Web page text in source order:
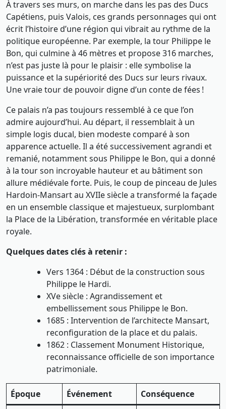
À travers ses murs, on marche dans les pas des Ducs
Capétiens, puis Valois, ces grands personnages qui ont
écrit l’histoire d’une région qui vibrait au rythme de la
politique européenne. Par exemple, la tour Philippe le
Bon, qui culmine à 46 mètres et propose 316 marches,
n’est pas juste là pour le plaisir : elle symbolise la
puissance et la supériorité des Ducs sur leurs rivaux.
Une vraie tour de pouvoir digne d’un conte de fées !
Ce palais n’a pas toujours ressemblé à ce que l’on
admire aujourd’hui. Au départ, il ressemblait à un
simple logis ducal, bien modeste comparé à son
apparence actuelle. Il a été successivement agrandi et
remanié, notamment sous Philippe le Bon, qui a donné
à la tour son incroyable hauteur et au bâtiment son
allure médiévale forte. Puis, le coup de pinceau de Jules
Hardoin-Mansart au XVIIe siècle a transformé la façade
en un ensemble classique et majestueux, surplombant
la Place de la Libération, transformée en véritable place
royale.
Quelques dates clés à retenir :
Vers 1364 : Début de la construction sous
Philippe le Hardi.
XVe siècle : Agrandissement et
embellissement sous Philippe le Bon.
1685 : Intervention de l’architecte Mansart,
reconfiguration de la place et du palais.
1862 : Classement Monument Historique,
reconnaissance officielle de son importance
patrimoniale.
Époque Événement Conséquence